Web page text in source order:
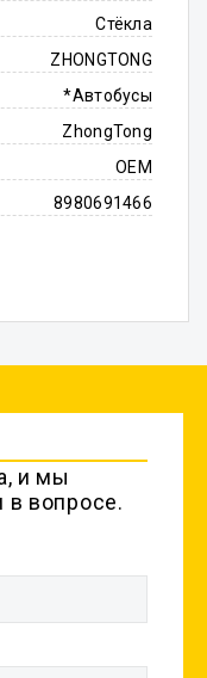
Стёкла
ZHONGTONG
*Автобусы
ZhongTong
OEM
8980691466
и мы
в вопросе.